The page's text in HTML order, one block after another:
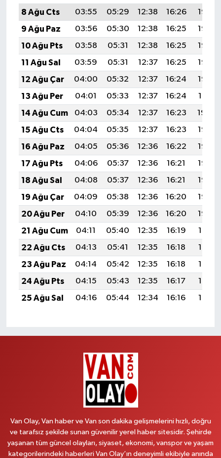
8 Ağu Cts
03:55 05:29 12:38 16:26
19:37
9 Ağu Paz
03:56 05:30 12:38 16:25
19:36
10 Ağu Pts
03:58 05:31 12:38 16:25
19:35
11 Ağu Sal
03:59 05:31 12:37 16:25
19:33
12 Ağu Çar
04:00 05:32 12:37 16:24
19:32
13 Ağu Per
04:01 05:33 12:37 16:24
19:31
14 Ağu Cum
04:03 05:34 12:37 16:23
19:30
15 Ağu Cts
04:04 05:35 12:37 16:23
19:28
16 Ağu Paz
04:05 05:36 12:36 16:22
19:27
17 Ağu Pts
04:06 05:37 12:36 16:21
19:26
18 Ağu Sal
04:08 05:37 12:36 16:21
19:25
19 Ağu Çar
04:09 05:38 12:36 16:20
19:23
20 Ağu Per
04:10 05:39 12:36 16:20
19:22
21 Ağu Cum
04:11 05:40 12:35 16:19
19:21
22 Ağu Cts
04:13 05:41 12:35 16:18
19:19
23 Ağu Paz
04:14 05:42 12:35 16:18
19:18
24 Ağu Pts
04:15 05:43 12:35 16:17
19:16
25 Ağu Sal
04:16 05:44 12:34 16:16 19:15
Van Olay, Van haber ve Van son dakika gelişmelerini hızlı, doğru
ve tarafsız şekilde sunan güvenilir yerel haber sitesidir. Şehirde
yaşanan tüm güncel olayları, siyaset, ekonomi, vanspor ve yaşam
kategorilerindeki haberleri Van Olay’ın deneyimli ekibiyle anında